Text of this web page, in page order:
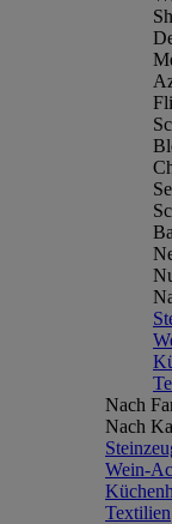
Nach
Nach
Wein-
Textilien